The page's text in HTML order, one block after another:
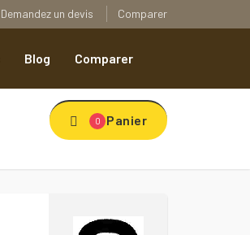
Demandez un devis Comparer
Blog Comparer
0 Panier